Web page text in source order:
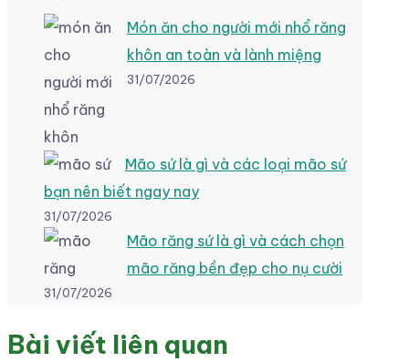
Món ăn cho người mới nhổ răng
khôn an toàn và lành miệng
31/07/2026
Mão sứ là gì và các loại mão sứ
bạn nên biết ngay nay
31/07/2026
Mão răng sứ là gì và cách chọn
mão răng bền đẹp cho nụ cười
31/07/2026
Bài viết liên quan